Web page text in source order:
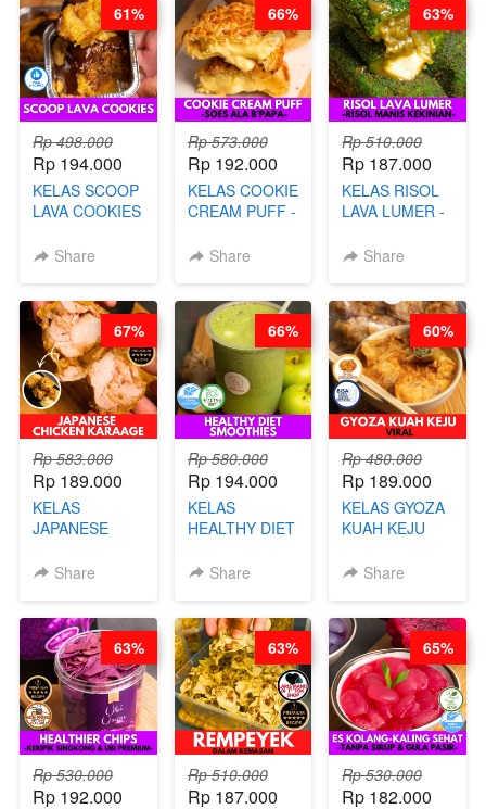
CHEF DITA
Rp 498.000
Rp 194.000
KELAS SCOOP
LAVA COOKIES
Share
61%
Rp 573.000
Rp 192.000
KELAS COOKIE
CREAM PUFF -
B’PAPA-BY
Share
66%
Rp 510.000
Rp 187.000
KELAS RISOL
LAVA LUMER -
KEKINIAN-BY
Share
63%
Rp 583.000
Rp 189.000
KELAS
JAPANESE
KARAAGE - BY
Share
67%
Rp 580.000
Rp 194.000
KELAS
HEALTHY DIET
BY BARISTA
Share
66%
Rp 480.000
Rp 189.000
KELAS GYOZA
KUAH KEJU
CHEF DITA
Share
60%
Rp 530.000
Rp 192.000
63%
Rp 510.000
Rp 187.000
63%
Rp 530.000
Rp 182.000
65%